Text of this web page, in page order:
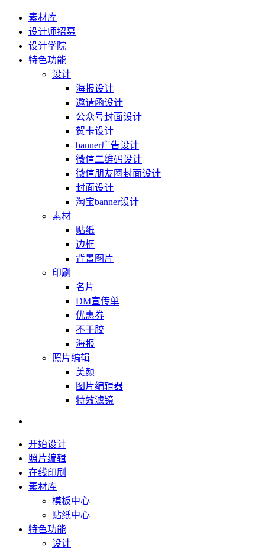
素材库
设计师招募
设计学院
特色功能
设计
海报设计
邀请函设计
公众号封面设计
贺卡设计
banner广告设计
微信二维码设计
微信朋友圈封面设计
封面设计
淘宝banner设计
素材
贴纸
边框
背景图片
印刷
名片
DM宣传单
优惠券
不干胶
海报
照片编辑
美颜
图片编辑器
特效滤镜
开始设计
照片编辑
在线印刷
素材库
模板中心
贴纸中心
特色功能
设计